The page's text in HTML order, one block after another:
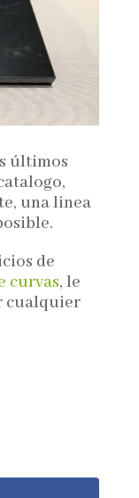
últimos
una linea
de
curvas, le
cualquier